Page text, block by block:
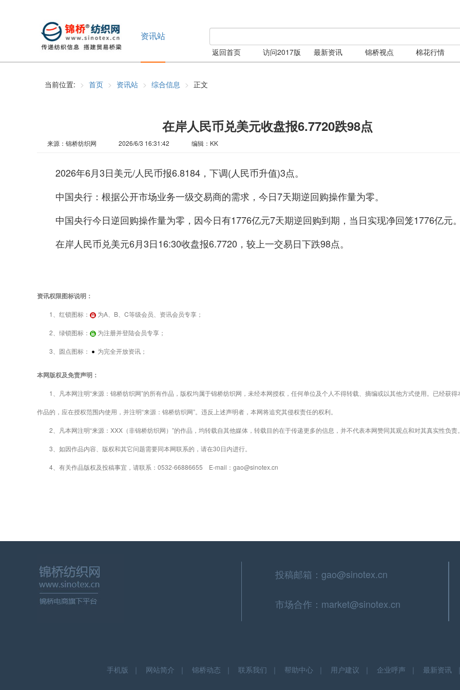
资讯站
返回首页 访问2017版 最新资讯 锦桥视点 棉花行情
当前位置: 首页 资讯站 综合信息 正文
在岸人民币兑美元收盘报6.7720跌98点
来源：锦桥纺织网 2026/6/3 16:31:42 编辑：KK
2026年6月3日美元/人民币报6.8184，下调(人民币升值)3点。
中国央行：根据公开市场业务一级交易商的需求，今日7天期逆回购操作量为零。
中国央行今日逆回购操作量为零，因今日有1776亿元7天期逆回购到期，当日实现净回笼1776亿元。
在岸人民币兑美元6月3日16:30收盘报6.7720，较上一交易日下跌98点。
资讯权限图标说明：
1、红锁图标： 为A、B、C等级会员、资讯会员专享；
2、绿锁图标： 为注册并登陆会员专享；
3、圆点图标： 为完全开放资讯；
本网版权及免责声明：
1、凡本网注明“来源：锦桥纺织网”的所有作品，版权均属于锦桥纺织网，未经本网授权，任何单位及个人不得转载、摘编或以其他方式使用。已经获得
作品的，应在授权范围内使用，并注明“来源：锦桥纺织网”。违反上述声明者，本网将追究其侵权责任的权利。
2、凡本网注明“来源：XXX（非锦桥纺织网）”的作品，均转载自其他媒体，转载目的在于传递更多的信息，并不代表本网赞同其观点和对其真实性负责。
3、如因作品内容、版权和其它问题需要同本网联系的，请在30日内进行。
4、有关作品版权及投稿事宜，请联系：0532-66886655 E-mail：gao@sinotex.cn
投稿邮箱：gao@sinotex.cn
市场合作：market@sinotex.cn
手机版 ｜ 网站简介 ｜ 锦桥动态 ｜ 联系我们 ｜ 帮助中心 ｜ 用户建议 ｜ 企业呼声 ｜ 最新资讯